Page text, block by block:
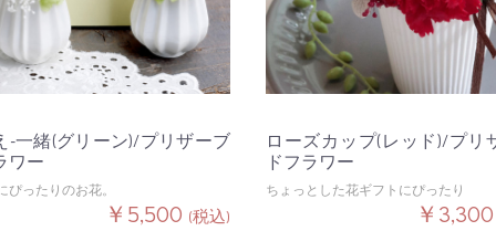
-一緒(グリーン)/プリザーブ
ワー
ぴったりのお花。
￥5,500 (税込)
ローズカップ(レッド)/プリ
ドフラワー
ちょっとした花ギフトにぴったり
￥